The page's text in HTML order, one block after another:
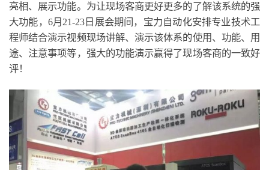
亮相、展示功能。为让现场客商更好更多的了解该系统的强
大功能，6月21-23日展会期间，宝力自动化安排专业技术工
程师结合演示视频现场讲解、演示该体系的使用、功能、用
途、注意事项等，强大的功能演示赢得了现场客商的一致好
评！